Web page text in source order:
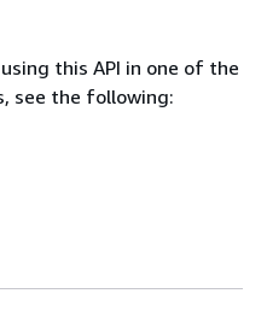
this API in one of the
see the following: